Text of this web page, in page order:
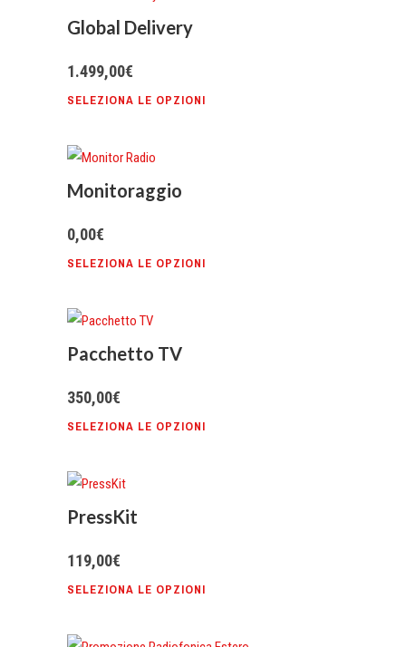
Global Delivery
1.499,00€
SELEZIONA LE OPZIONI
Monitoraggio
0,00€
SELEZIONA LE OPZIONI
Pacchetto TV
350,00€
SELEZIONA LE OPZIONI
PressKit
119,00€
SELEZIONA LE OPZIONI